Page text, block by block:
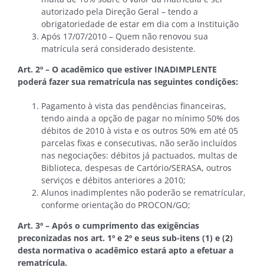
autorizado pela Direção Geral – tendo a
obrigatoriedade de estar em dia com a Instituição
Após 17/07/2010 – Quem não renovou sua
matrícula será considerado desistente.
Art. 2º – O acadêmico que estiver INADIMPLENTE
poderá fazer sua rematrícula nas seguintes condições:
Pagamento à vista das pendências financeiras,
tendo ainda a opção de pagar no mínimo 50% dos
débitos de 2010 à vista e os outros 50% em até 05
parcelas fixas e consecutivas, não serão incluídos
nas negociações: débitos já pactuados, multas de
Biblioteca, despesas de Cartório/SERASA, outros
serviços e débitos anteriores a 2010;
Alunos inadimplentes não poderão se rematrícular,
conforme orientação do PROCON/GO;
Art. 3º – Após o cumprimento das exigências
preconizadas nos art. 1º e 2º e seus sub-itens (1) e (2)
desta normativa o acadêmico estará apto a efetuar a
rematrícula.